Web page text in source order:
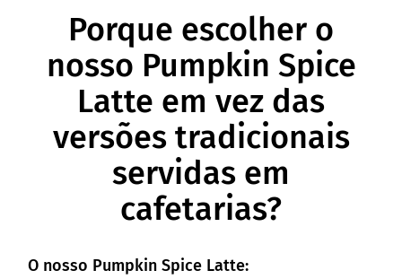
Porque escolher o
nosso Pumpkin Spice
Latte em vez das
versões tradicionais
servidas em
cafetarias?
O nosso Pumpkin Spice Latte: